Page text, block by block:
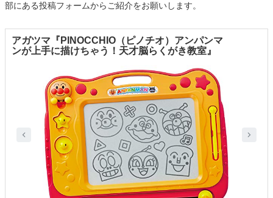
部にある投稿フォームからご紹介をお願いします。
アガツマ『PINOCCHIO（ピノチオ）アンパンマ
ンが上手に描けちゃう！天才脳らくがき教室』